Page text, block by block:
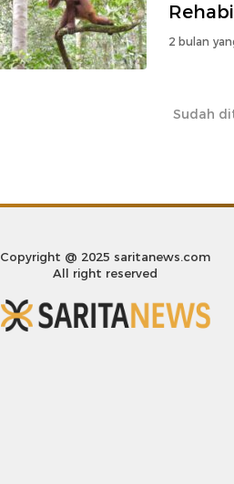
2 bulan
Sudah
Copyright @ 2025 saritanews.com
All right reserved